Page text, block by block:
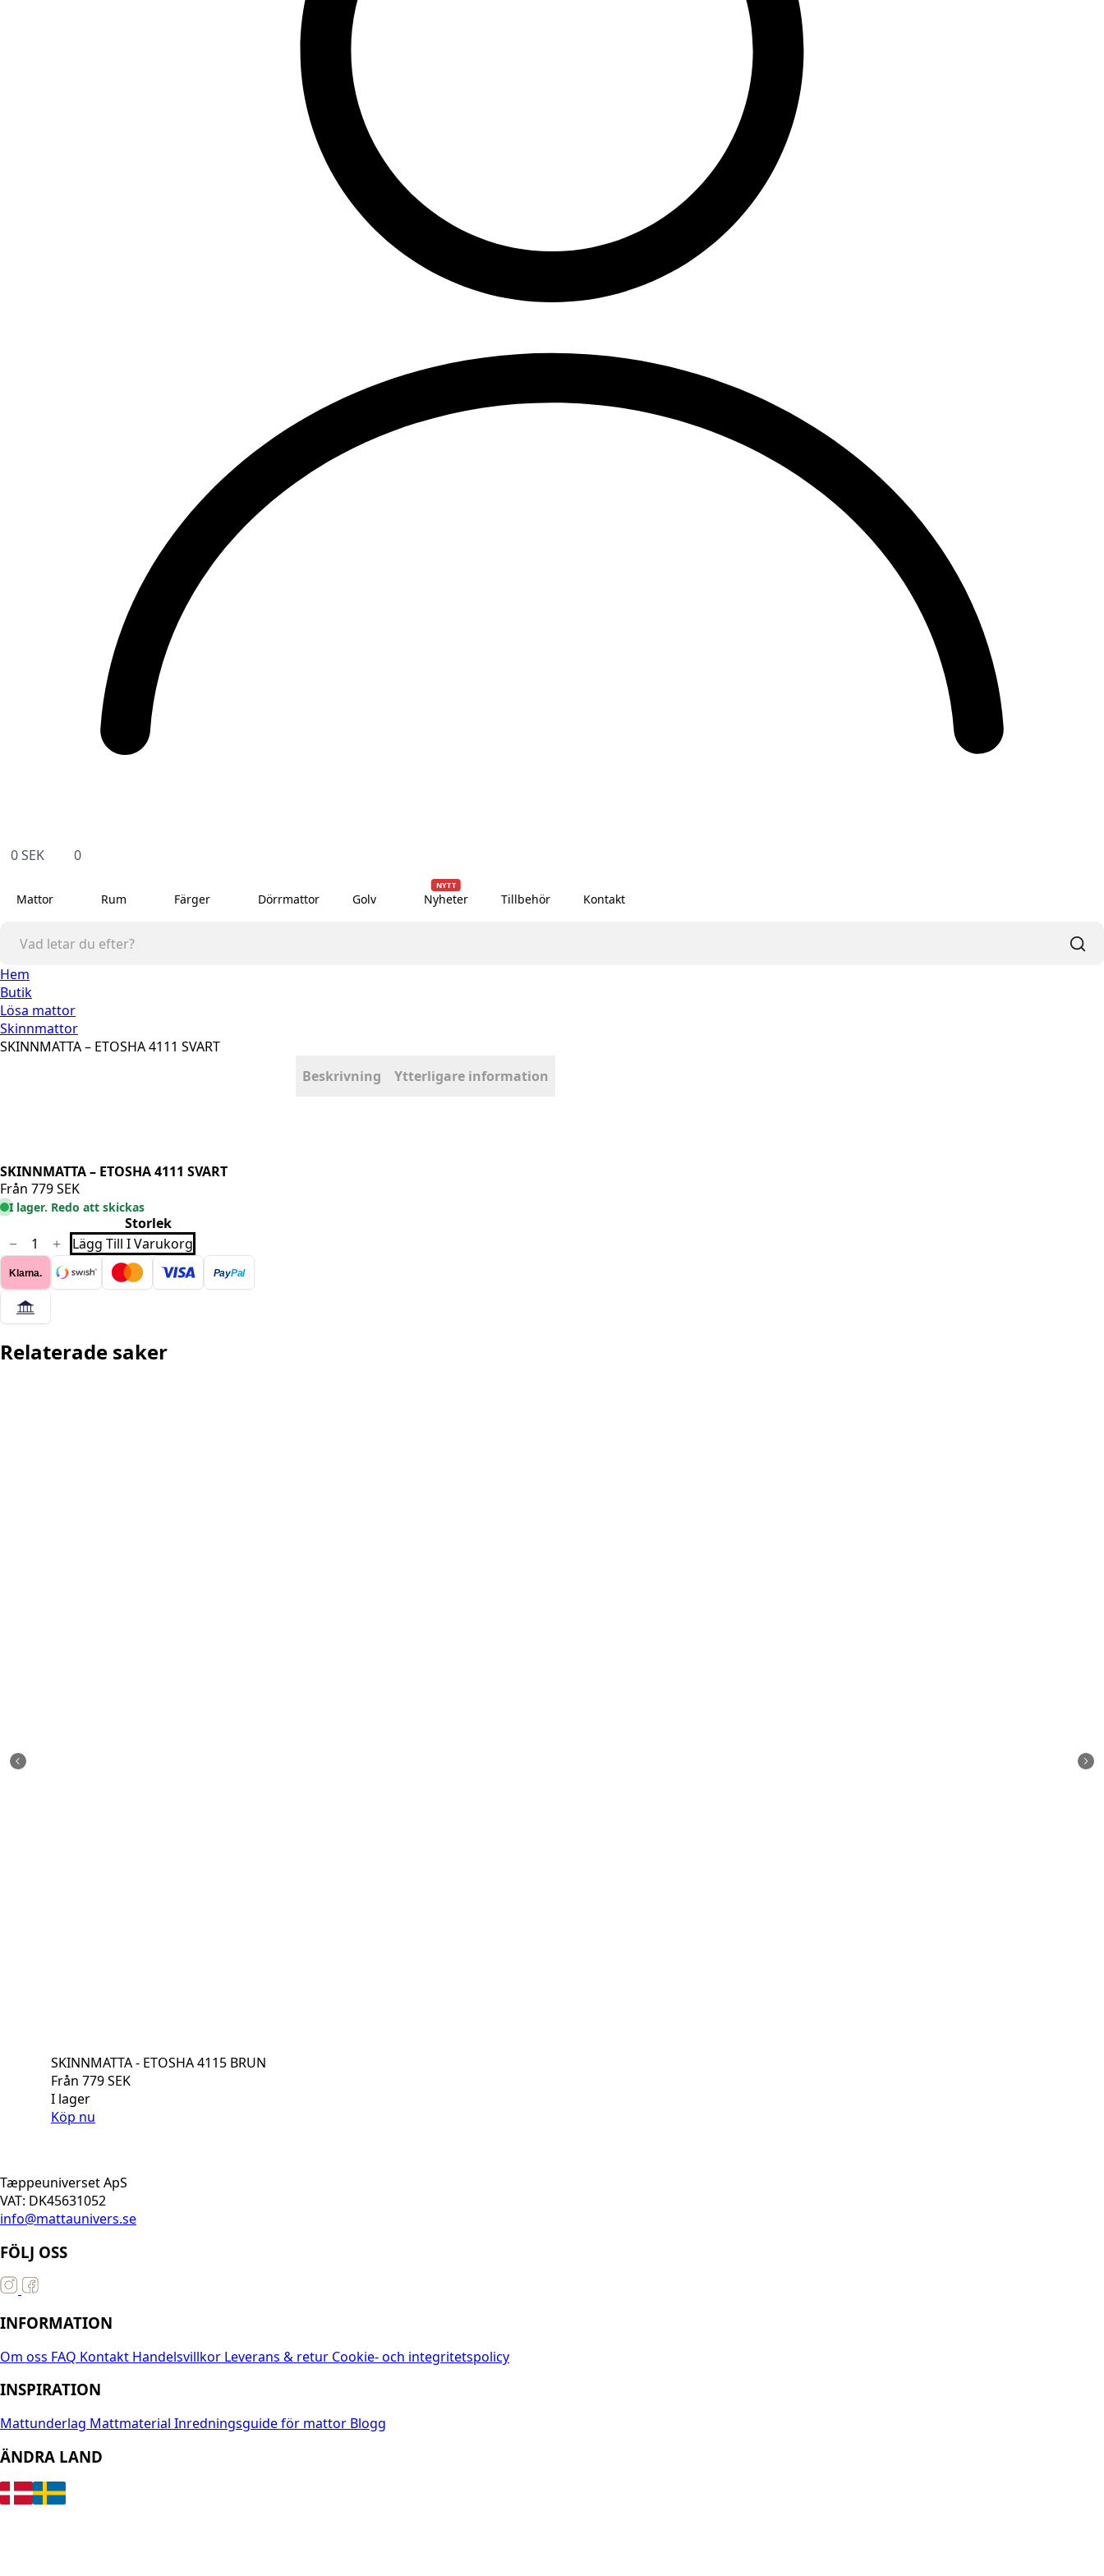
0SEK 0
Mattor Rum Färger Dörrmattor Golv Nyheter
NYTT
Tillbehör Kontakt
Hem
Butik
Lösa mattor
Skinnmattor
SKINNMATTA – ETOSHA 4111 SVART
SKINNMATTA – ETOSHA 4111 SVART
Från 779SEK
I lager. Redo att skickas
Storlek
SKINNMATTA
ETOSHA
4111
SVART
mängd
Lägg Till I Varukorg
Klarna. PayPal
Beskrivning Ytterligare information
Relaterade saker
SKINNMATTA - ETOSHA 4115 BRUN
Från 779SEK
I lager
Köp nu
Tæppeuniverset ApS
VAT: DK45631052
info@mattaunivers.se
FÖLJ OSS
INFORMATION
Om oss FAQ Kontakt Handelsvillkor Leverans & retur Cookie- och integritetspolicy
INSPIRATION
Mattunderlag Mattmaterial Inredningsguide för mattor Blogg
ÄNDRA LAND